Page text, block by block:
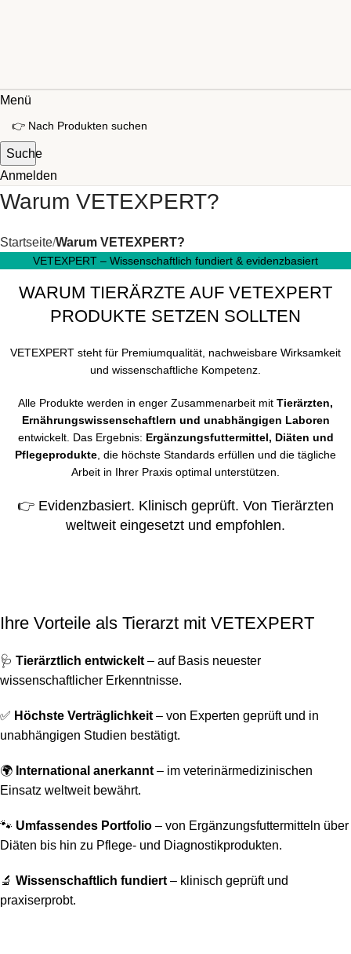
Menü
Suche
Anmelden
Warum VETEXPERT?
Startseite Warum VETEXPERT?
VETEXPERT – Wissenschaftlich fundiert & evidenzbasiert
WARUM TIERÄRZTE AUF VETEXPERT
PRODUKTE SETZEN SOLLTEN
VETEXPERT steht für Premiumqualität, nachweisbare Wirksamkeit
und wissenschaftliche Kompetenz.
Alle Produkte werden in enger Zusammenarbeit mit Tierärzten,
Ernährungswissenschaftlern und unabhängigen Laboren
entwickelt. Das Ergebnis: Ergänzungsfuttermittel, Diäten und
Pflegeprodukte , die höchste Standards erfüllen und die tägliche
Arbeit in Ihrer Praxis optimal unterstützen.
👉 Evidenzbasiert. Klinisch geprüft. Von Tierärzten
weltweit eingesetzt und empfohlen.
Ihre Vorteile als Tierarzt mit VETEXPERT
🩺 Tierärztlich entwickelt – auf Basis neuester
wissenschaftlicher Erkenntnisse.
✅ Höchste Verträglichkeit – von Experten geprüft und in
unabhängigen Studien bestätigt.
🌍 International anerkannt – im veterinärmedizinischen
Einsatz weltweit bewährt.
🐾 Umfassendes Portfolio – von Ergänzungsfuttermitteln über
Diäten bis hin zu Pflege- und Diagnostikprodukten.
🔬 Wissenschaftlich fundiert – klinisch geprüft und
praxiserprobt.